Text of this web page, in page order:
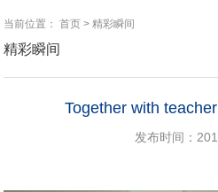
当前位置：首页 >精彩瞬间
精彩瞬间
Together with
发布时间：